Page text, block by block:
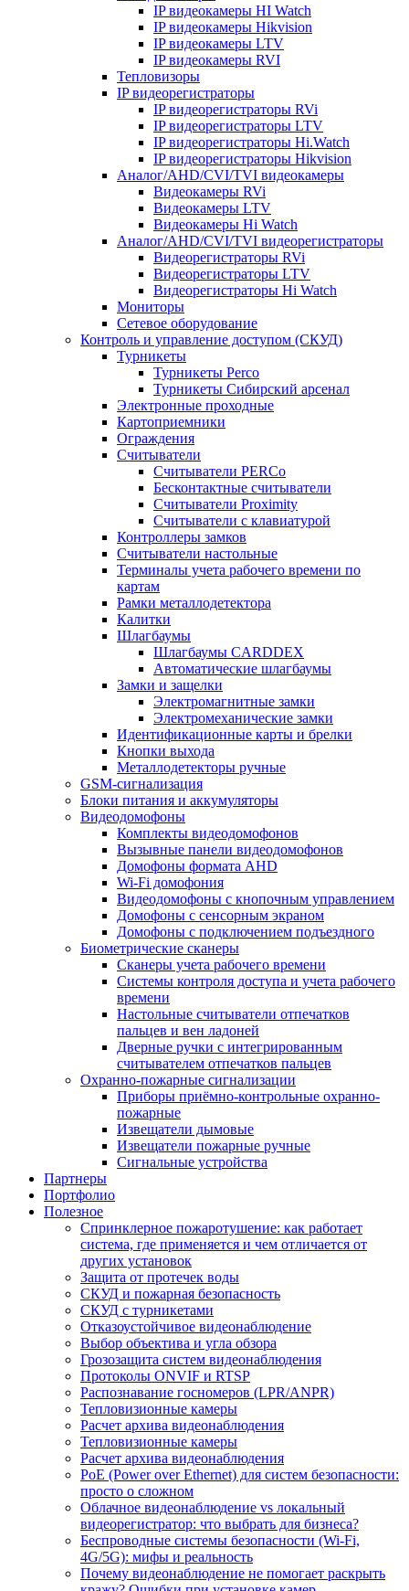
IP видеокамеры HI Watch
IP видеокамеры Hikvision
IP видеокамеры LTV
IP видеокамеры RVI
Тепловизоры
IP видеорегистраторы
IP видеорегистраторы RVi
IP видеорегистраторы LTV
IP видеорегистраторы Hi.Watch
IP видеорегистраторы Hikvision
Аналог/AHD/CVI/TVI видеокамеры
Видеокамеры RVi
Видеокамеры LTV
Видеокамеры Hi Watch
Аналог/AHD/CVI/TVI видеорегистраторы
Видеорегистраторы RVi
Видеорегистраторы LTV
Видеорегистраторы Hi Watch
Мониторы
Сетевое оборудование
Контроль и управление доступом (СКУД)
Турникеты
Турникеты Perco
Турникеты Сибирский арсенал
Электронные проходные
Картоприемники
Ограждения
Считыватели
Считыватели PERCo
Бесконтактные считыватели
Считыватели Proximity
Считыватели с клавиатурой
Контроллеры замков
Считыватели настольные
Терминалы учета рабочего времени по
картам
Рамки металлодетектора
Калитки
Шлагбаумы
Шлагбаумы CARDDEX
Автоматические шлагбаумы
Замки и защелки
Электромагнитные замки
Электромеханические замки
Идентификационные карты и брелки
Кнопки выхода
Металлодетекторы ручные
GSM-сигнализация
Блоки питания и аккумуляторы
Видеодомофоны
Комплекты видеодомофонов
Вызывные панели видеодомофонов
Домофоны формата AHD
Wi-Fi домофония
Видеодомофоны с кнопочным управлением
Домофоны с сенсорным экраном
Домофоны с подключением подъездного
Биометрические сканеры
Сканеры учета рабочего времени
Системы контроля доступа и учета рабочего
времени
Настольные считыватели отпечатков
пальцев и вен ладоней
Дверные ручки с интегрированным
считывателем отпечатков пальцев
Охранно-пожарные сигнализации
Приборы приёмно-контрольные охранно-
пожарные
Извещатели дымовые
Извещатели пожарные ручные
Сигнальные устройства
Партнеры
Портфолио
Полезное
Спринклерное пожаротушение: как работает
система, где применяется и чем отличается от
других установок
Защита от протечек воды
СКУД и пожарная безопасность
СКУД с турникетами
Отказоустойчивое видеонаблюдение
Выбор объектива и угла обзора
Грозозащита систем видеонаблюдения
Протоколы ONVIF и RTSP
Распознавание госномеров (LPR/ANPR)
Тепловизионные камеры
Расчет архива видеонаблюдения
Тепловизионные камеры
Расчет архива видеонаблюдения
PoE (Power over Ethernet) для систем безопасности:
просто о сложном
Облачное видеонаблюдение vs локальный
видеорегистратор: что выбрать для бизнеса?
Беспроводные системы безопасности (Wi-Fi,
4G/5G): мифы и реальность
Почему видеонаблюдение не помогает раскрыть